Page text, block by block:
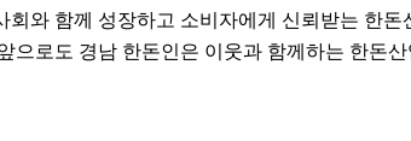
회와 함께 성장하고 소비자에게 신뢰받는 한
으로도 경남 한돈인은 이웃과 함께하는 한돈산